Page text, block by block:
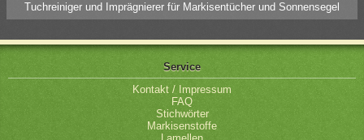
Tuchreiniger und Imprägnierer für Markisentücher und Sonnensegel
Service
Kontakt / Impressum
FAQ
Stichwörter
Markisenstoffe